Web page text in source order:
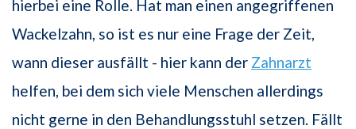
hierbei eine Rolle. Hat man einen angegriffenen
Wackelzahn, so ist es nur eine Frage der Zeit,
wann dieser ausfällt - hier kann der Zahnarzt
helfen, bei dem sich viele Menschen allerdings
nicht gerne in den Behandlungsstuhl setzen. Fällt